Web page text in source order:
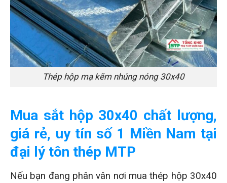
Thép hộp mạ kẽm nhúng nóng 30x40
Mua sắt hộp 30x40 chất lượng,
giá rẻ, uy tín số 1 Miền Nam tại
đại lý tôn thép MTP
Nếu bạn đang phân vân nơi mua thép hộp 30x40